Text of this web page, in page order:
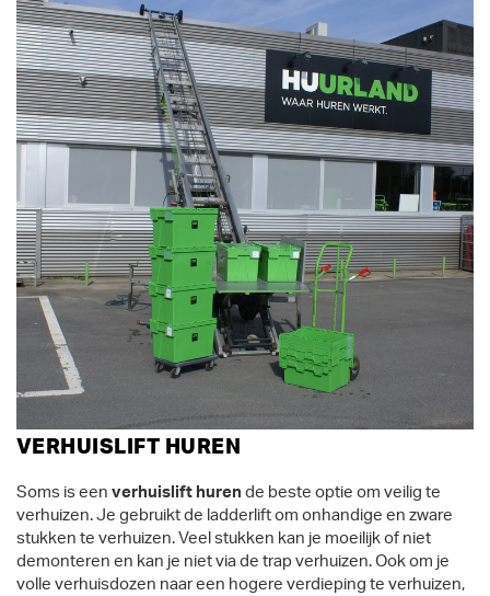
VERHUISLIFT HUREN
Soms is een verhuislift huren de beste optie om veilig te
verhuizen. Je gebruikt de ladderlift om onhandige en zware
stukken te verhuizen. Veel stukken kan je moeilijk of niet
demonteren en kan je niet via de trap verhuizen. Ook om je
volle verhuisdozen naar een hogere verdieping te verhuizen,